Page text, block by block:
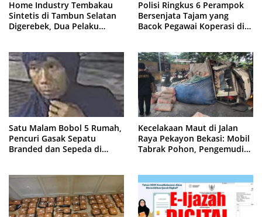
Home Industry Tembakau
Sintetis di Tambun Selatan
Digerebek, Dua Pelaku
Polisi Ringkus 6 Perampok
Bersenjata Tajam yang
Bacok Pegawai Koperasi di
Satu Malam Bobol 5 Rumah,
Pencuri Gasak Sepatu
Branded dan Sepeda di
Kecelakaan Maut di Jalan
Raya Pekayon Bekasi: Mobil
Tabrak Pohon, Pengemudi